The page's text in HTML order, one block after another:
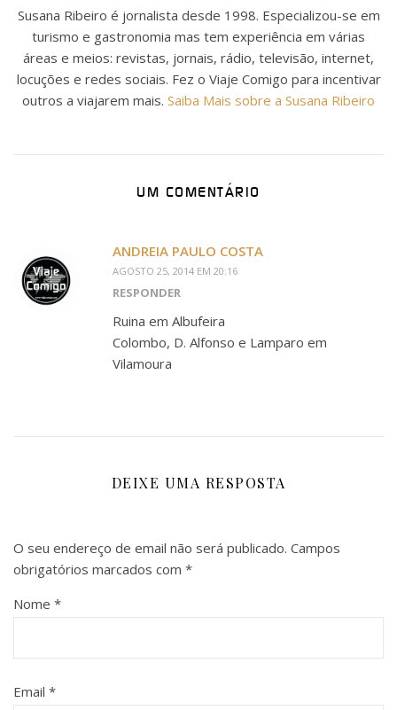
Susana Ribeiro é jornalista desde 1998. Especializou-se em
turismo e gastronomia mas tem experiência em várias
áreas e meios: revistas, jornais, rádio, televisão, internet,
locuções e redes sociais. Fez o Viaje Comigo para incentivar
outros a viajarem mais. Saiba Mais sobre a Susana Ribeiro
UM COMENTÁRIO
ANDREIA PAULO COSTA
AGOSTO 25, 2014 EM 20:16
RESPONDER
Ruina em Albufeira
Colombo, D. Alfonso e Lamparo em
Vilamoura
DEIXE UMA RESPOSTA
O seu endereço de email não será publicado. Campos
obrigatórios marcados com *
Nome *
Email *